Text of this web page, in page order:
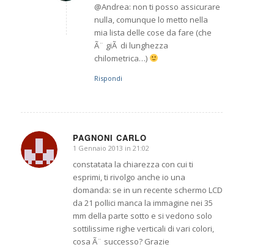
@Andrea: non ti posso assicurare
nulla, comunque lo metto nella
mia lista delle cose da fare (che
Ã¨ giÃ di lunghezza
chilometrica…)
Rispondi
PAGNONI CARLO
dice:
1 Gennaio 2013 in 21:02
constatata la chiarezza con cui ti
esprimi, ti rivolgo anche io una
domanda: se in un recente schermo LCD
da 21 pollici manca la immagine nei 35
mm della parte sotto e si vedono solo
sottilissime righe verticali di vari colori,
cosa Ã¨ successo? Grazie